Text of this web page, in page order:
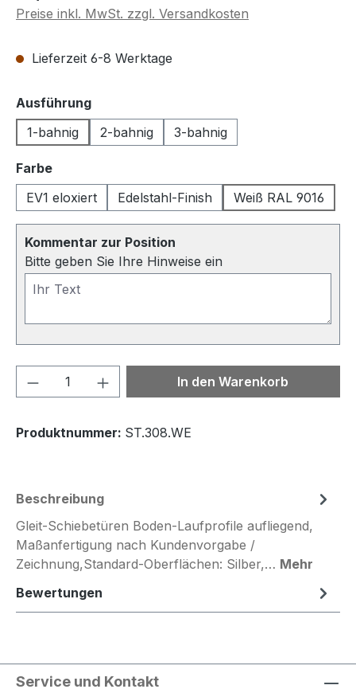
Preise inkl. MwSt. zzgl. Versandkosten
Lieferzeit 6-8 Werktage
Ausführungauswählen
1-bahnig
2-bahnig 3-bahnig
Farbeauswählen
EV1 eloxiert
Edelstahl-Finish Weiß RAL 9016
Kommentar zur Position
Bitte geben Sie Ihre Hinweise ein
Produkt Anzahl: Gib denIn den Warenkorb
Produktnummer: ST.308.WE
Beschreibung
Gleit-Schiebetüren Boden-Laufprofile aufliegend,
Maßanfertigung nach Kundenvorgabe /
Zeichnung,Standard-Oberflächen: Silber,… Mehr
Bewertungen
Service und Kontakt